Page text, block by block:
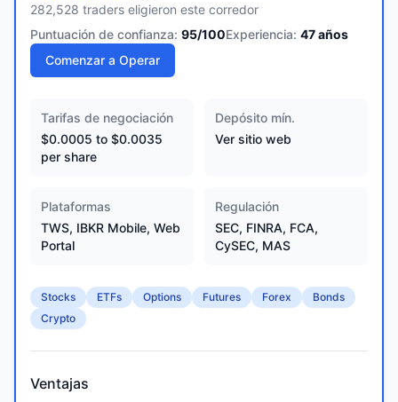
282,528 traders eligieron este corredor
Puntuación de confianza: 95/100Experiencia: 47años
Comenzar a Operar
Tarifas de negociación
$0.0005 to $0.0035
per share
Depósito mín.
Ver sitio web
Plataformas
TWS, IBKR Mobile, Web
Portal
Regulación
SEC, FINRA, FCA,
CySEC, MAS
Stocks ETFs Options Futures Forex
Bonds
Crypto
Ventajas